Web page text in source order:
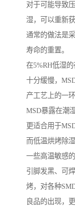
对于可能导致
湿，可以重新
通常的做法是
寿命的重置。
在5%RH低湿
十分缓慢，
产工艺上的一
MSD暴露在潮
更适合用于
而低温烘烤除
一些高温敏感
引脚发黑、可
烤，对各种
良品的出现，